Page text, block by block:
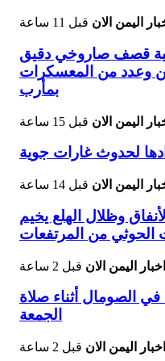
اليمن الان قبل 11 ساعة
قصف صاروخي دقيق
وعدد من المعسكرات
بمأرب
اليمن الان قبل 15 ساعة
لحدوث غارات جوية
اليمن الان قبل 14 ساعة
وظلال الهلع يخيم
الحوثي من المرتفعات
اخبار اليمن الان قبل 2 ساعة
الصومال أثناء صلاة
الجمعة
اخبار اليمن الان قبل 2 ساعة